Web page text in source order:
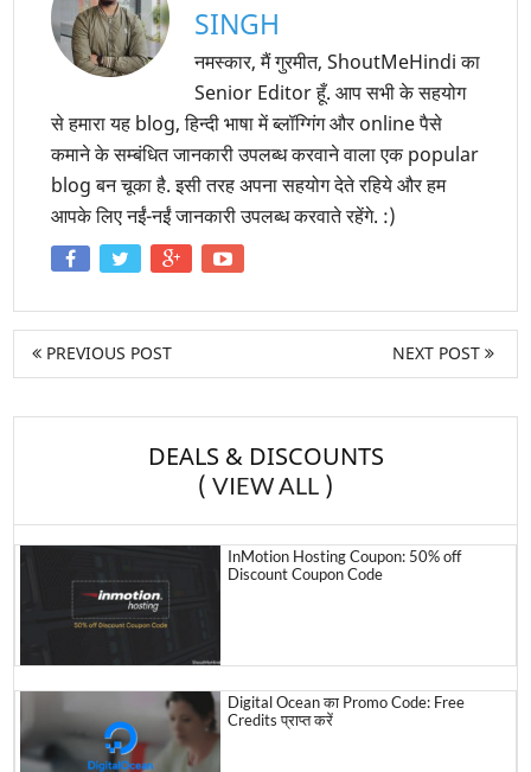
SINGH
नमस्कार, मैं गुरमीत, ShoutMeHindi का
Senior Editor हूँ. आप सभी के सहयोग
से हमारा यह blog, हिन्दी भाषा में ब्लॉग्गिंग और online पैसे
कमाने के सम्बंधित जानकारी उपलब्ध करवाने वाला एक popular
blog बन चूका है. इसी तरह अपना सहयोग देते रहिये और हम
आपके लिए नईं-नईं जानकारी उपलब्ध करवाते रहेंगे. :)
PREVIOUS POST NEXT POST
DEALS & DISCOUNTS
( VIEW ALL )
InMotion Hosting Coupon: 50% off
Discount Coupon Code
Digital Ocean का Promo Code: Free
Credits प्राप्त करें